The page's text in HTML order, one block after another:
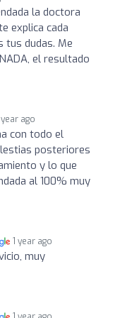
la doctora
explica cada
tus dudas. Me
el resultado
year ago
con todo el
posteriores
y lo que
al 100% muy
1 year ago
muy